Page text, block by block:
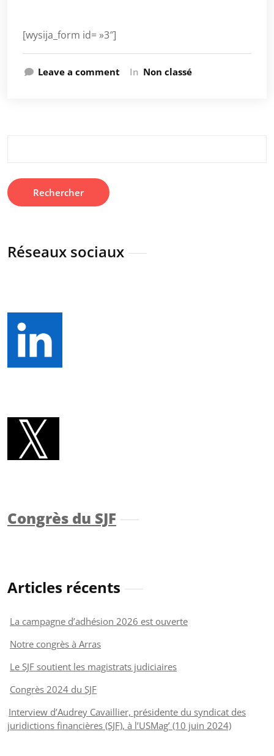
[wysija_form id= »3″]
Leave a comment In Non classé
Réseaux sociaux
Congrès du SJF
Articles récents
La campagne d’adhésion 2026 est ouverte
Notre congrès à Arras
Le SJF soutient les magistrats judiciaires
Congrès 2024 du SJF
Interview d’Audrey Cavaillier, présidente du syndicat des
juridictions financières (SJF), à l’USMag’ (10 juin 2024)